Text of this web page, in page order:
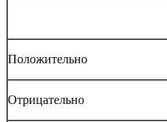
Положительно
Отрицательно